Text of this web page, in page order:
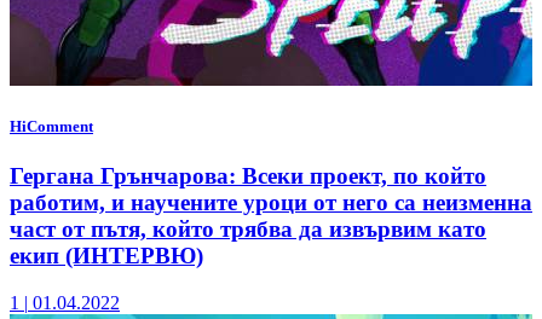
HiComment
Гергана Грънчарова: Всеки проект, по който
работим, и научените уроци от него са неизменна
част от пътя, който трябва да извървим като
екип (ИНТЕРВЮ)
1 | 01.04.2022